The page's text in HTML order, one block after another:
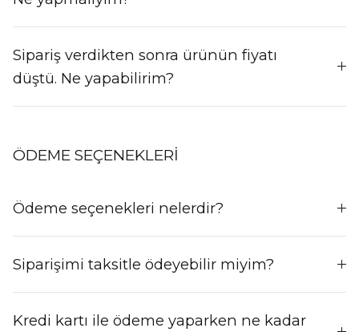
Sipariş verdikten sonra ürünün fiyatı
düştü. Ne yapabilirim?
ÖDEME SEÇENEKLERİ
Ödeme seçenekleri nelerdir?
Siparişimi taksitle ödeyebilir miyim?
Kredi kartı ile ödeme yaparken ne kadar